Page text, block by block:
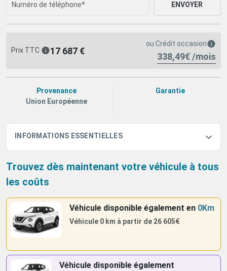
ENVOYER
Prix TTC 17 687 €
ou Crédit occasion
338,49€ /mois
Provenance
Union Européenne
Garantie
INFORMATIONS ESSENTIELLES
Trouvez dès maintenant votre véhicule à tous
les coûts
Véhicule disponible également en 0Km
Véhicule 0 km à partir de 26 605€
Véhicule disponible également